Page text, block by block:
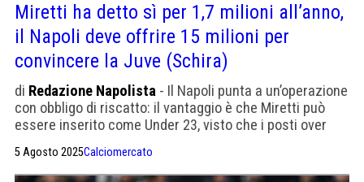
Miretti ha detto sì per 1,7 milioni all’anno,
il Napoli deve offrire 15 milioni per
convincere la Juve (Schira)
di Redazione Napolista - Il Napoli punta a un’operazione
con obbligo di riscatto: il vantaggio è che Miretti può
essere inserito come Under 23, visto che i posti over
5 Agosto 2025Calciomercato